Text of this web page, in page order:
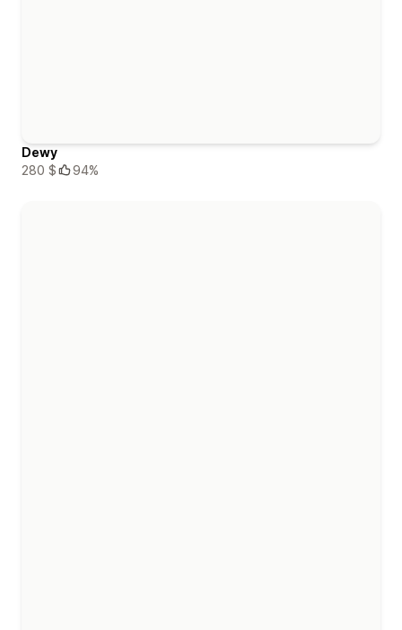
Dewy
280 $
94%